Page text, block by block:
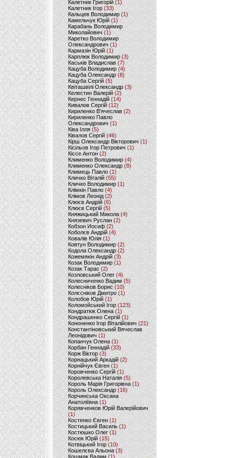
Калетник Григорій(1)
Калетник Ігор (33)
Кальцев Володимир(1)
Камельчук Юрій (1)
Карабань Володимир
Миколайович (1)
Каретко Володимир
Олександрович (1)
Кармазін Юрій(1)
Карплюк Володимир(3)
Каськів Владислав (7)
Кацуба Володимир (4)
Кацуба Олександр (8)
Кацуба Сергій (5)
Квіташвілі Олександр(3)
Келестин Валерій(2)
Кернес Геннадій (14)
Кивалов Сергій (12)
Кириленко В’ячеслав (2)
Кириленко Павло
Олександрович (1)
Ківа Ілля (5)
Ківалов Сергій(46)
Кірш Олександр Вікторович (1)
Кісільов Ігор Петрович (1)
Кіссе Антон (2)
Клименко Володимир(4)
Клименко Олександр (8)
Климець Павло (1)
Кличко Віталій(55)
Кличко Володимир (1)
Клімкін Павло (4)
Клімов Леонід(2)
Клюєв Андрій(6)
Клюєв Сергій (5)
Княжицький Микола(4)
Князевич Руслан (2)
Кобзон Иосиф(2)
Коболєв Андрій (4)
Ковалів Юлія(1)
Ковтун Володимир (2)
Кодола Олександр (2)
Кожемякін Андрій (3)
Козак Володимир (1)
Козак Тарас (2)
Козловський Олег(4)
Колесниченко Вадим (5)
Колесніков Борис (10)
Колєсніков Дмитро (1)
Колобов Юрій (1)
Коломойський Ігор (123)
Кондратюк Олена(1)
Кондрашенко Сергій (1)
Кононенко Ігор Віталійович (21)
Константіновський Вячеслав
Леонідович (1)
Копанчук Олена (1)
Корбан Геннадій (33)
Корж Віктор (3)
Корнацький Аркадій (2)
Корнійчук Євген (1)
Коровченко Сергій (1)
Королевська Наталія(5)
Король Марія Григорівна (1)
Король Олександр (16)
Корчинська Оксана
Анатоліївна (1)
Корявченков Юрій Валерійович
(1)
Костенко Євген (1)
Костицький Василь (1)
Костюшко Олег (1)
Косюк Юрій (15)
Котвіцький Ігор (10)
Кошелєва Альона(3)
Кошмак Вадим (1)